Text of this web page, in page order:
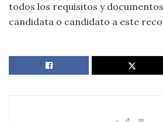
todos los requisitos y
candidata o candidato a este